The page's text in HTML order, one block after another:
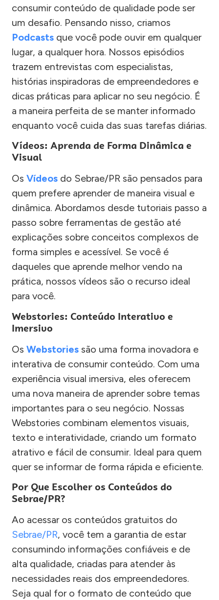
consumir conteúdo de qualidade pode ser
um desafio. Pensando nisso, criamos
Podcasts que você pode ouvir em qualquer
lugar, a qualquer hora. Nossos episódios
trazem entrevistas com especialistas,
histórias inspiradoras de empreendedores e
dicas práticas para aplicar no seu negócio. É
a maneira perfeita de se manter informado
enquanto você cuida das suas tarefas diárias.
Vídeos: Aprenda de Forma Dinâmica e
Visual
Os Vídeos do Sebrae/PR são pensados para
quem prefere aprender de maneira visual e
dinâmica. Abordamos desde tutoriais passo a
passo sobre ferramentas de gestão até
explicações sobre conceitos complexos de
forma simples e acessível. Se você é
daqueles que aprende melhor vendo na
prática, nossos vídeos são o recurso ideal
para você.
Webstories: Conteúdo Interativo e
Imersivo
Os Webstories são uma forma inovadora e
interativa de consumir conteúdo. Com uma
experiência visual imersiva, eles oferecem
uma nova maneira de aprender sobre temas
importantes para o seu negócio. Nossas
Webstories combinam elementos visuais,
texto e interatividade, criando um formato
atrativo e fácil de consumir. Ideal para quem
quer se informar de forma rápida e eficiente.
Por Que Escolher os Conteúdos do
Sebrae/PR?
Ao acessar os conteúdos gratuitos do
Sebrae/PR, você tem a garantia de estar
consumindo informações confiáveis e de
alta qualidade, criadas para atender às
necessidades reais dos empreendedores.
Seja qual for o formato de conteúdo que